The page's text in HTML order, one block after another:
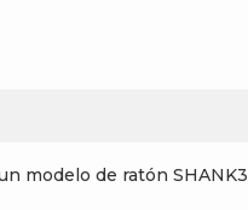
modelo de ratón SHANK3